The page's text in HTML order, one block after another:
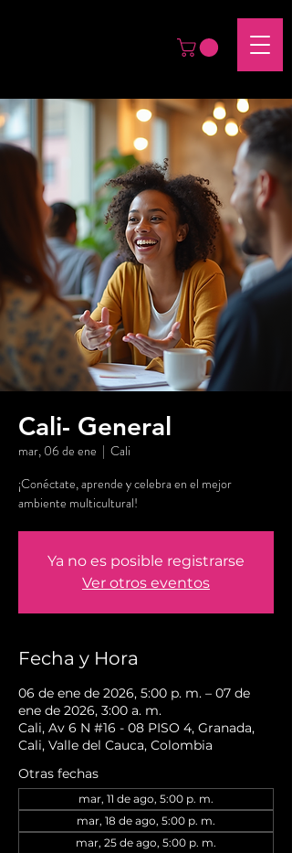
Cali- General
mar, 06 de ene
  |
Cali
¡Conéctate, aprende y celebra en el mejor
ambiente multicultural!
Ya no es posible registrarse
Ver otros eventos
Fecha y Hora
06 de ene de 2026, 5:00 p. m. – 07 de
ene de 2026, 3:00 a. m.
Cali, Av 6 N #16 - 08 PISO 4, Granada,
Cali, Valle del Cauca, Colombia
Otras fechas
mar, 11 de ago, 5:00 p. m.
mar, 18 de ago, 5:00 p. m.
mar, 25 de ago, 5:00 p. m.